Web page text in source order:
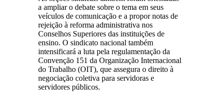
a ampliar o debate sobre o tema em seus
veículos de comunicação e a propor notas de
rejeição à reforma administrativa nos
Conselhos Superiores das instituições de
ensino. O sindicato nacional também
intensificará a luta pela regulamentação da
Convenção 151 da Organização Internacional
do Trabalho (OIT), que assegura o direito à
negociação coletiva para servidoras e
servidores públicos.